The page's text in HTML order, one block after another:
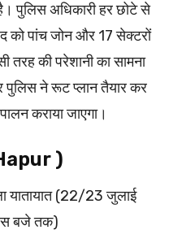
पुलिस अधिकारी हर छोटे से
को पांच जोन और 17 सेक्टरों
तरह की परेशानी का सामना
ने रूट प्लान तैयार कर
कराया जाएगा।
)
यातायात (22/23 जुलाई
बजे तक)